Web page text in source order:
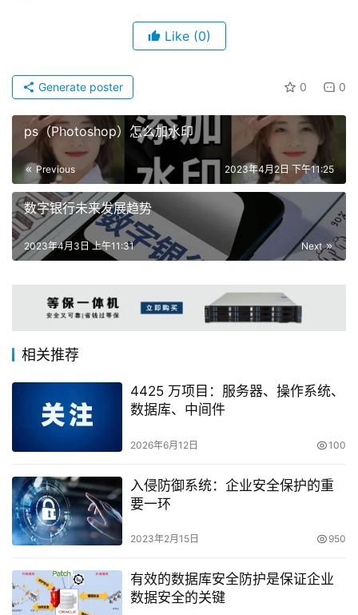
Like (0)
0 0
Generate poster
ps（Photoshop）怎么加水印
Previous 2023年4月2日 下午11:25
数字银行未来发展趋势
Next
2023年4月3日 上午11:31
相关推荐
4425 万项目：服务器、操作系统、
数据库、中间件
2026年6月12日 100
入侵防御系统：企业安全保护的重
要一环
2023年2月15日 950
有效的数据库安全防护是保证企业
数据安全的关键